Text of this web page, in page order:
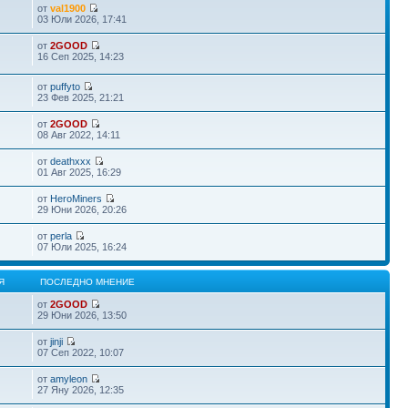
отval1900
03 Юли 2026, 17:41
от2GOOD
16 Сеп 2025, 14:23
отpuffyto
23 Фев 2025, 21:21
от2GOOD
08 Авг 2022, 14:11
отdeathxxx
01 Авг 2025, 16:29
от HeroMiners
29 Юни 2026, 20:26
отperla
07 Юли 2025, 16:24
ПОСЛЕДНО МНЕНИЕ
от2GOOD
29 Юни 2026, 13:50
отjinji
07 Сеп 2022, 10:07
отamyleon
27 Яну 2026, 12:35